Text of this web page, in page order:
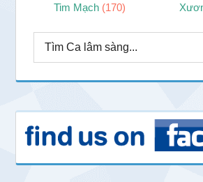
Tim Mạch (170)